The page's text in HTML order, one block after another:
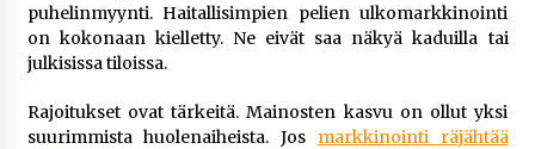
puhelinmyynti. Haitallisimpien pelien ulkomarkkinointi
on kokonaan kielletty. Ne eivät saa näkyä kaduilla tai
julkisissa tiloissa.
Rajoitukset ovat tärkeitä. Mainosten kasvu on ollut yksi
suurimmista huolenaiheista. Jos markkinointi räjähtää